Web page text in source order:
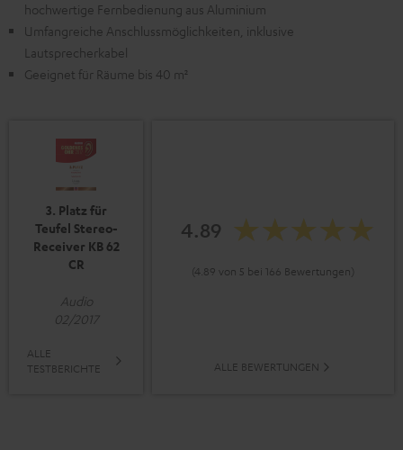
hochwertige Fernbedienung aus Aluminium
Umfangreiche Anschlussmöglichkeiten, inklusive
Lautsprecherkabel
Geeignet für Räume bis 40 m²
3. Platz für
Teufel Stereo-
Receiver KB 62
CR
Audio
02/2017
ALLE
TESTBERICHTE
4.89
(4.89 von 5 bei 166 Bewertungen)
ALLE BEWERTUNGEN